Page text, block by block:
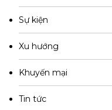
Sự kiện
Xu hướng
Khuyến mại
Tin tức